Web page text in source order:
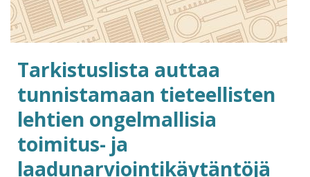
Tarkistuslista auttaa
tunnistamaan tieteellisten
lehtien ongelmallisia
toimitus- ja
laadunarviointikäytäntöjä